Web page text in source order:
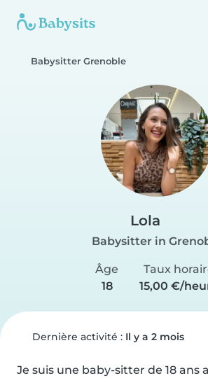
Babysitter Grenoble
Lola
Babysitter in
Âge
18
Taux
15,00 €/
Dernière activité : Il y a 2 mois
Je suis une baby-sitter de 18 ans